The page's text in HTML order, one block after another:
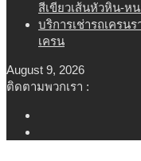
สีเขียวเส้นหัวหิน-ห
บริการเช่ารถเครน
เครน
August 9, 2026
ติดตามพวกเรา :